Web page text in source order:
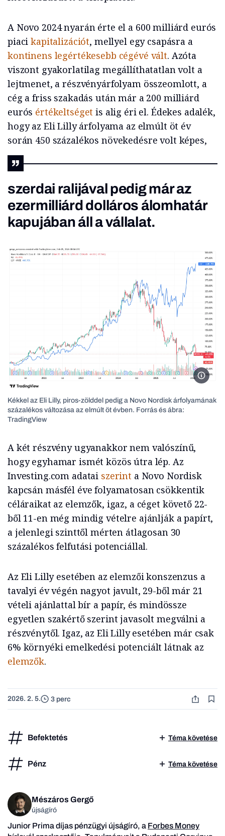
A Novo 2024 nyarán érte el a 600 milliárd eurós
piacikapitalizációt, mellyel egy csapásra a
kontinens legértékesebb cégévé vált. Azóta
viszont gyakorlatilag megállíthatatlan volt a
lejtmenet, a részvényárfolyam összeomlott, a
cég a friss szakadás után már a 200 milliárd
eurós értékeltséget is alig éri el. Édekes adalék,
hogy az Eli Lilly árfolyama az elmúlt öt év
során 450 százalékos növekedésre volt képes,
szerdai ralijával pedig már az
ezermilliárd dolláros álomhatár
kapujában áll a vállalat.
Fotó:
Kékkel az Eli Lilly, piros-zölddel pedig a Novo Nordisk árfolyamának
százalékos változása az elmúlt öt évben. Forrás és ábra:
TradingView
A két részvény ugyanakkor nem valószínű,
hogy egyhamar ismét közös útra lép. Az
Investing.com adatai szerint a Novo Nordisk
kapcsán másfél éve folyamatosan csökkentik
céláraikat az elemzők, igaz, a céget követő 22-
ből 11-en még mindig vételre ajánlják a papírt,
a jelenlegi szinttől mérten átlagosan 30
százalékos felfutási potenciállal.
Az Eli Lilly esetében az elemzői konszenzus a
tavalyi év végén nagyot javult, 29-ből már 21
vételi ajánlattal bír a papír, és mindössze
egyetlen szakértő szerint javasolt megválni a
részvénytől. Igaz, az Eli Lilly esetében már csak
6% környéki emelkedési potenciált látnak az
elemzők.
2026. 2. 5. 3 perc
Befektetés Téma követése
Pénz Téma követése
Mészáros Gergő
újságíró
Junior Prima díjas pénzügyi újságíró, a Forbes Money